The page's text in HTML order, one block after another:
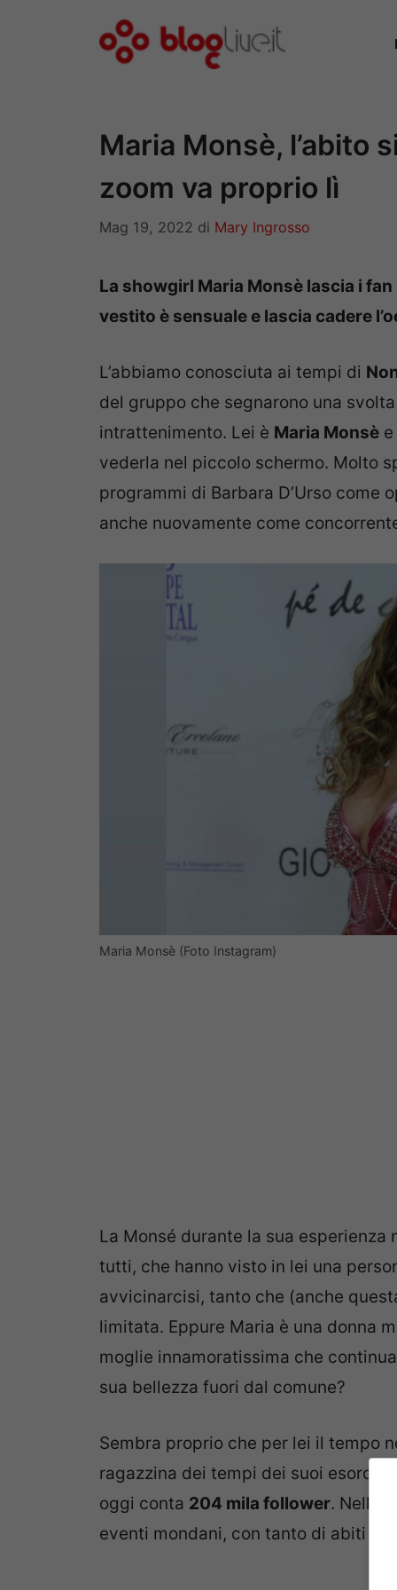
Maria Monsè, l’abito
zoom va proprio lì
Mag 19, 2022 di Mary Ingrosso
La showgirl Maria Monsè lascia i
vestito è sensuale e lascia cadere
L’abbiamo conosciuta ai tempi di
del gruppo che segnarono una
intrattenimento. Lei è Maria Monsè
vederla nel piccolo schermo. Molto
programmi di Barbara D’Urso come
anche nuovamente come
Maria Monsè (Foto Instagram)
La Monsé durante la sua esperienza
tutti, che hanno visto in lei una
avvicinarcisi, tanto che (anche
limitata. Eppure Maria è una donna
moglie innamoratissima che
sua bellezza fuori dal comune?
Sembra proprio che per lei il tempo
ragazzina dei tempi dei suoi esordi.
oggi conta 204 mila follower. Nella
eventi mondani, con tanto di abiti